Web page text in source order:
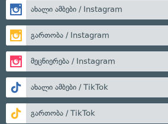
ახალი ამბები / Instagram
გართობა / Instagram
მეცნიერება / Instagram
ახალი ამბები / TikTok
გართობა / TikTok